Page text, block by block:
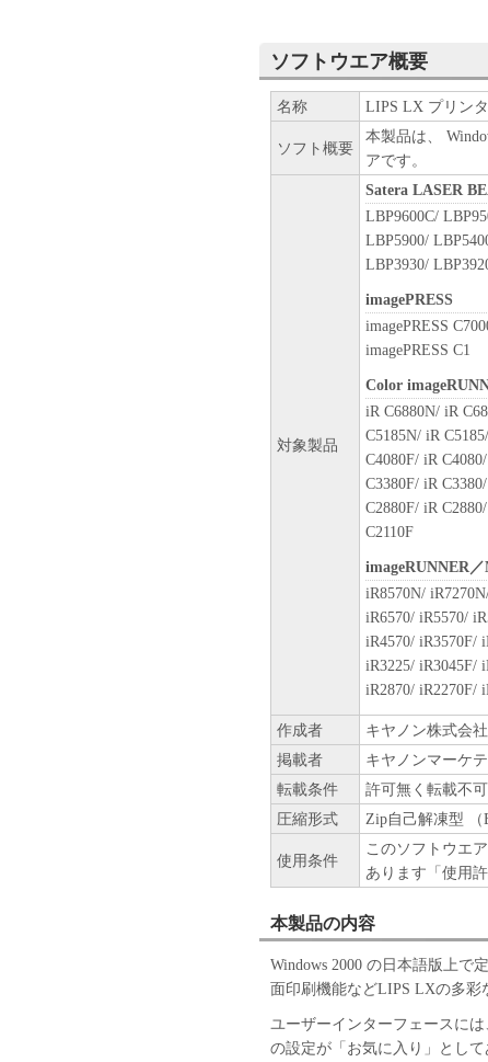
(3) キヤノン、キヤノンのラ
「本ソフトウェア」の使用に
いかなる紛争についても、
６．輸出
お客様は、日本国政府また
に、「本ソフトウェア」の
７．契約期間
(1) 本契約書は、お客様が、
または「本ソフトウェア」
により終了されるまで有効
(2) お客様は、「本ソフトウ
することにより、本契約書
(3) お客様が本契約書のいず
(4) お客様は、上記(3)によっ
ウェア」およびその複製物
８．U.S. GOVERNMENT
The Software is a "commercial
software documentation," as
Consistent with 48 C.F.R.
1995), all U.S. Government
set forth herein. Manufacturer
Tokyo 146-8501, Japan.
本条項中で使用される"the
ェア」を意味し、指し示すも
９．分離可能性
本契約書のいずれかの条項ま
場合でも、その他の条項は完
以 上
ソフトウエア概要
名称 LIPS LX プリン
ソフト概要
本製品は、
アです。
対象製品
Satera LASER
LBP9600C/
LBP5900/
LBP3930/
imagePRESS
imagePRESS
imagePRESS C1
Color
iR C6880N/ iR
C5185N/ iR
C4080F/ iR
C3380F/ iR
C2880F/ iR
C2110F
imageRUNNER
iR8570N/
iR6570/ iR5570/
iR4570/ iR3570F/
iR3225/ iR3045F/
iR2870/ iR2270F/
作成者
キヤノン株式会社
掲載者
キヤノンマーケ
転載条件
許可無く転載不可
圧縮形式
Zip自己解凍型 （
使用条件
このソフトウエ
あります「使用
本製品の内容
Windows 2000 の日本語版上で
面印刷機能などLIPS LXの多彩
ユーザーインターフェースに
の設定が「お気に入り」とし